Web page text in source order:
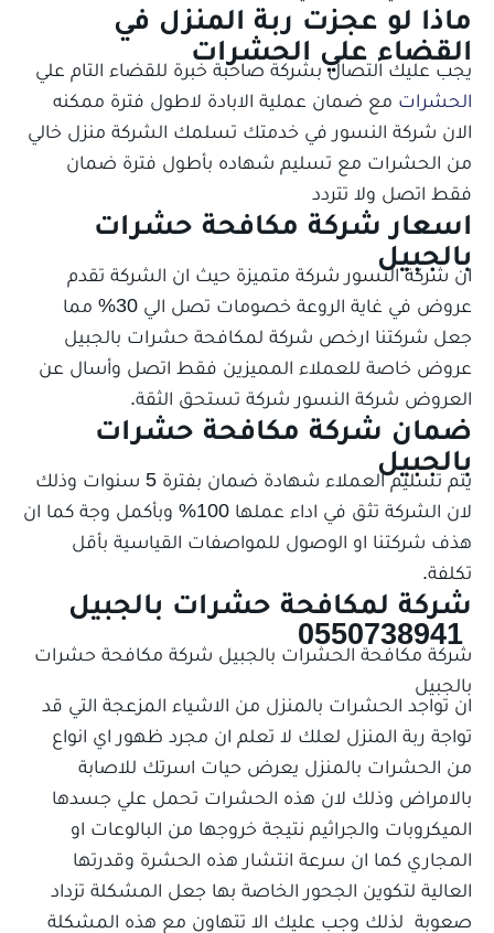
ماذا لو عجزت ربة المنزل في
القضاء علي الحشرات
يجب عليك التصال بشركة صاحبة خبرة للقضاء التام علي
الحشرات مع ضمان عملية الابادة لاطول فترة ممكنه
الان شركة النسور في خدمتك تسلمك الشركة منزل خالي
من الحشرات مع تسليم شهاده بأطول فترة ضمان
فقط اتصل ولا تتردد
اسعار شركة مكافحة حشرات
بالجبيل
ان شركة النسور شركة متميزة حيث ان الشركة تقدم
عروض في غاية الروعة خصومات تصل الي 30% مما
جعل شركتنا ارخص شركة لمكافحة حشرات بالجبيل
عروض خاصة للعملاء المميزين فقط اتصل وأسال عن
العروض شركة النسور شركة تستحق الثقة.
ضمان شركة مكافحة حشرات
بالجبيل
يتم تسليم العملاء شهادة ضمان بفترة 5 سنوات وذلك
لان الشركة تثق في اداء عملها 100% وبأكمل وجة كما ان
هذف شركتنا او الوصول للمواصفات القياسية بأقل
تكلفة.
شركة لمكافحة حشرات بالجبيل
شركة مكافحة الحشرات بالجبيل شركة مكافحة حشرات
بالجبيل
ان تواجد الحشرات بالمنزل من الاشياء المزعجة التي قد
تواجة ربة المنزل لعلك لا تعلم ان مجرد ظهور اي انواع
من الحشرات بالمنزل يعرض حيات اسرتك للاصابة
بالامراض وذلك لان هذه الحشرات تحمل علي جسدها
الميكروبات والجراثيم نتيجة خروجها من البالوعات او
المجاري كما ان سرعة انتشار هذه الحشرة وقدرتها
العالية لتكوين الجحور الخاصة بها جعل المشكلة تزداد
صعوبة لذلك وجب عليك الا تتهاون مع هذه المشكلة